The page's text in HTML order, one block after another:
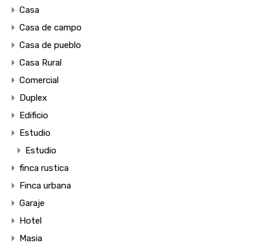
Casa
Casa de campo
Casa de pueblo
Casa Rural
Comercial
Duplex
Edificio
Estudio
Estudio
finca rustica
Finca urbana
Garaje
Hotel
Masia